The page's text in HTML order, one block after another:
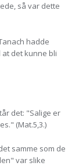
så var dette
hadde
at det kunne bli
det: "Salige er
(Mat.5,3.)
samme som de
var slike